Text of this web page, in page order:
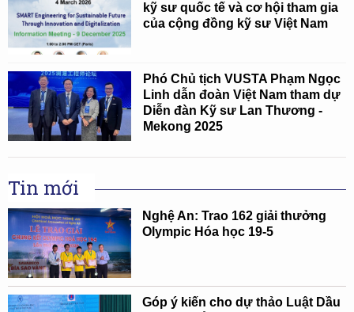
kỹ sư quốc tế và cơ hội tham gia
của cộng đồng kỹ sư Việt Nam
Phó Chủ tịch VUSTA Phạm Ngọc
Linh dẫn đoàn Việt Nam tham dự
Diễn đàn Kỹ sư Lan Thương -
Mekong 2025
Tin mới
Nghệ An: Trao 162 giải thưởng
Olympic Hóa học 19-5
Góp ý kiến cho dự thảo Luật Dầu